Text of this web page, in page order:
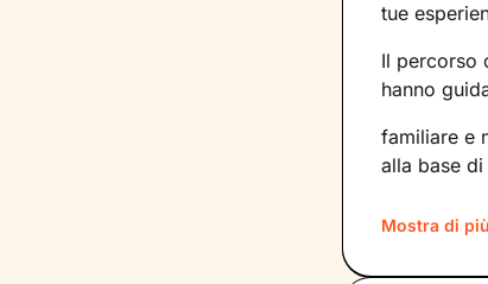
tue
Il percorso
hanno
familiare e
alla base
Imparerai
nuove
Mostra di più